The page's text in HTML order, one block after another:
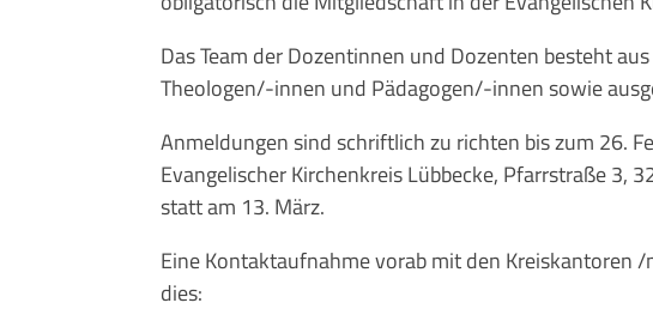
Das Team der Dozentinnen und Dozenten besteht
Theologen/-innen und Pädagogen/-innen sowie
Anmeldungen sind schriftlich zu richten bis zum 26.
Evangelischer Kirchenkreis Lübbecke, Pfarrstraße 3,
statt am 13. März.
Eine Kontaktaufnahme vorab mit den Kreiskantoren
dies: